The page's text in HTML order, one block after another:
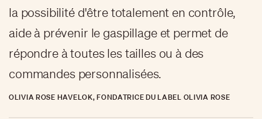
la possibilité d'être totalement en contrôle,
aide à prévenir le gaspillage et permet de
répondre à toutes les tailles ou à des
commandes personnalisées.
OLIVIA ROSE HAVELOK, FONDATRICE DU LABEL OLIVIA ROSE